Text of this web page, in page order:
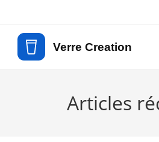
content
Articles